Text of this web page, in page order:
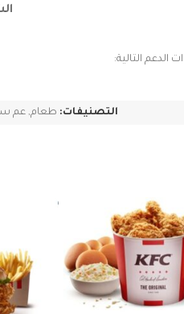
التالية:
التصنيفات: طعام, عم